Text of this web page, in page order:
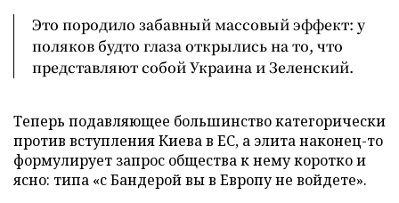
Это породило забавный массовый эффект: у
поляков будто глаза открылись на то, что
представляют собой Украина и Зеленский.
Теперь подавляющее большинство категорически
против вступления Киева в ЕС, а элита наконец-то
формулирует запрос общества к нему коротко и
ясно: типа «с Бандерой вы в Европу не войдете».